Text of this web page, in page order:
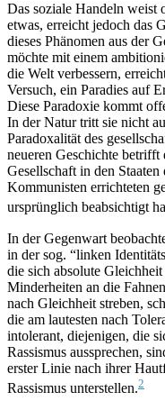
Das soziale Handeln weist
etwas, erreicht jedoch das
dieses Phänomen aus der
möchte mit einem
die Welt verbessern,
Versuch, ein Paradies auf
Diese Paradoxie kommt
In der Natur tritt sie nicht
Paradoxalität des
neueren Geschichte betrifft
Gesellschaft in den
Kommunisten errichteten
ursprünglich beabsichtigt
In der Gegenwart
in der sog. “linken
die sich absolute
Minderheiten an die
nach Gleichheit streben,
die am lautesten nach
intolerant, diejenigen, die
Rassismus aussprechen,
erster Linie nach ihrer
Rassismus unterstellen.2